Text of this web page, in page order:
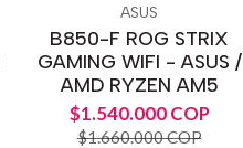
ASUS
B850-F ROG STRIX
GAMING WIFI - ASUS /
AMD RYZEN AM5
$1.540.000 COP
$1.660.000 COP